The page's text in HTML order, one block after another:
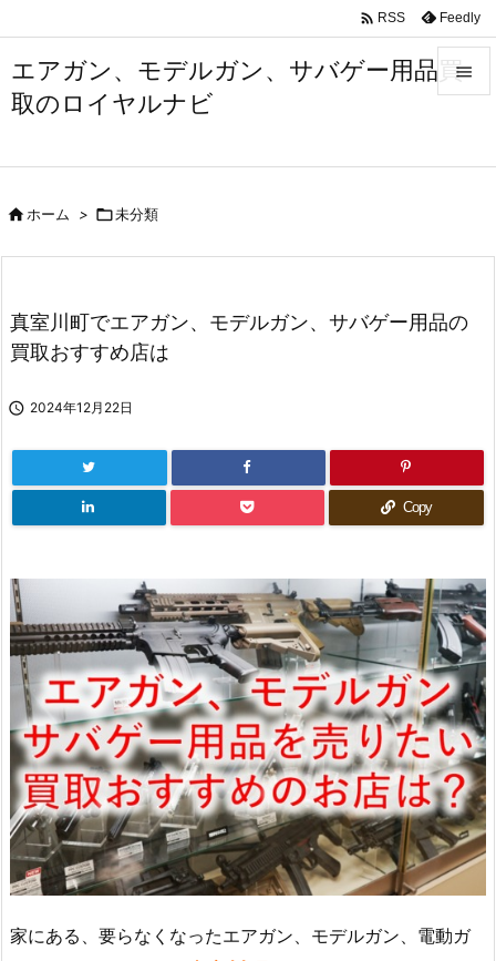
エアガン、モデルガン、サバゲー用品買
取のロイヤルナビ


前へ
 RSS Feedly
ホーム > 未分類
真室川町でエアガン、モデルガン、サバゲー用品の
買取おすすめ店は
 2024年12月22日
Copy
家にある、要らなくなったエアガン、モデルガン、電動ガ